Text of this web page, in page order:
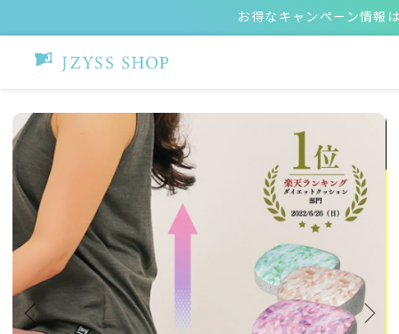
お得なキャンペーン情報